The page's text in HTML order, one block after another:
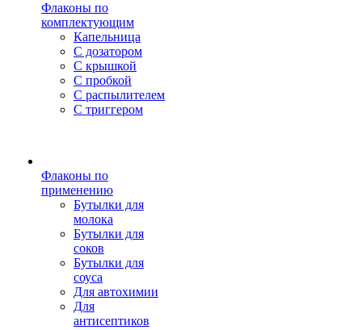
Флаконы по
комплектующим
Капельница
С дозатором
С крышкой
С пробкой
С распылителем
С триггером
Флаконы по
применению
Бутылки для
молока
Бутылки для
соков
Бутылки для
соуса
Для автохимии
Для
антисептиков